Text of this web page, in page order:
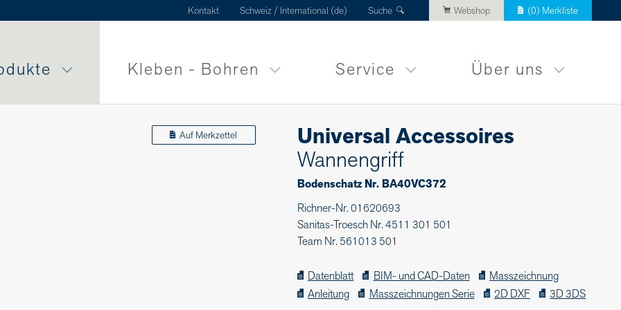
Kontakt Schweiz / International (de) Suche Webshop (0) Merkliste
Kleben - Bohren Service Über uns
Auf Merkzettel
Universal Accessoires
Wannengriff
Bodenschatz Nr. BA40VC372
Richner-Nr. 01620693
Sanitas-Troesch Nr. 4511 301 501
Team Nr. 561013 501
Datenblatt BIM- und CAD-Daten
Masszeichnung
Anleitung
Masszeichnungen Serie 2D DXF 3D 3DS